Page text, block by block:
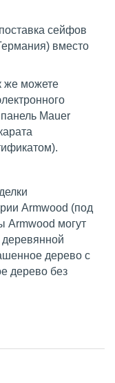
сейфов
вместо
же можете
Mauer
Armwood (под
Armwood могут
деревянной
дерево с
дерево без